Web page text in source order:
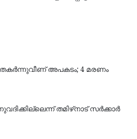
തകർന്നുവീണ് അപകടം; 4 മരണം
തമിഴ്‌നാട് സർക്കാർ